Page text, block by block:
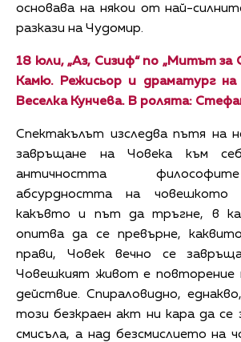
основава на някои от най-
разкази на Чудомир.
18 юли, „Аз, Сизиф“ по „Митът за
Камю. Режисьор и драматург на
Веселка Кунчева. В ролята:
Спектакълът изследва пътя на
завръщане на Човека към
античността
абсурдността на човешкото
какъвто и път да тръгне, в
опитва да се превърне,
прави, Човек вечно се
Човешкият живот е повторение
действие. Спираловидно,
този безкраен акт ни кара да се
смисъла, а над безсмислието на